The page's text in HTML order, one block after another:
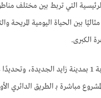
التي تربط بين مختلف مناطق
بين الحياة اليومية المريحة
الكبرى.
ويقع المشروع في بوابة 1 بمدينة زايد الجديدة،
مباشرة بـ الطريق الدائري